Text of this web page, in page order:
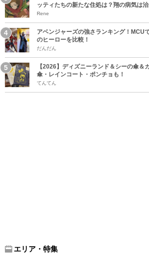
ッティたちの新たな住処は？翔の病気は治
Rene
アベンジャーズの強さランキング！MCU
のヒーローを比較！
だんだん
【2026】ディズニーランド＆シーの傘＆
傘・レインコート・ポンチョも！
てんてん
エリア・特集